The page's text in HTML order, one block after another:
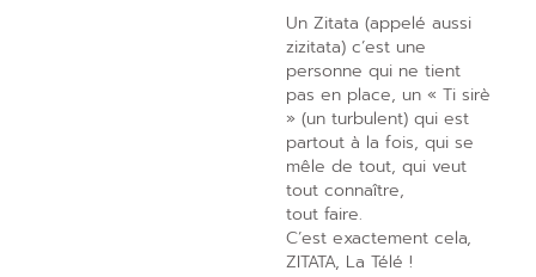
Un Zitata (appelé aussi
zizitata) c’est une
personne qui ne tient
pas en place, un « Ti sirè
» (un turbulent) qui est
partout à la fois, qui se
mêle de tout, qui veut
tout connaître,
tout faire.
C’est exactement cela,
ZITATA, La Télé !